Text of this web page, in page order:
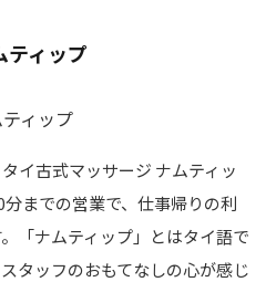
ティップ
イ古式マッサージ ナムティッ
までの営業で、仕事帰りの利
「ナムティップ」とはタイ語で
タッフのおもてなしの心が感じ